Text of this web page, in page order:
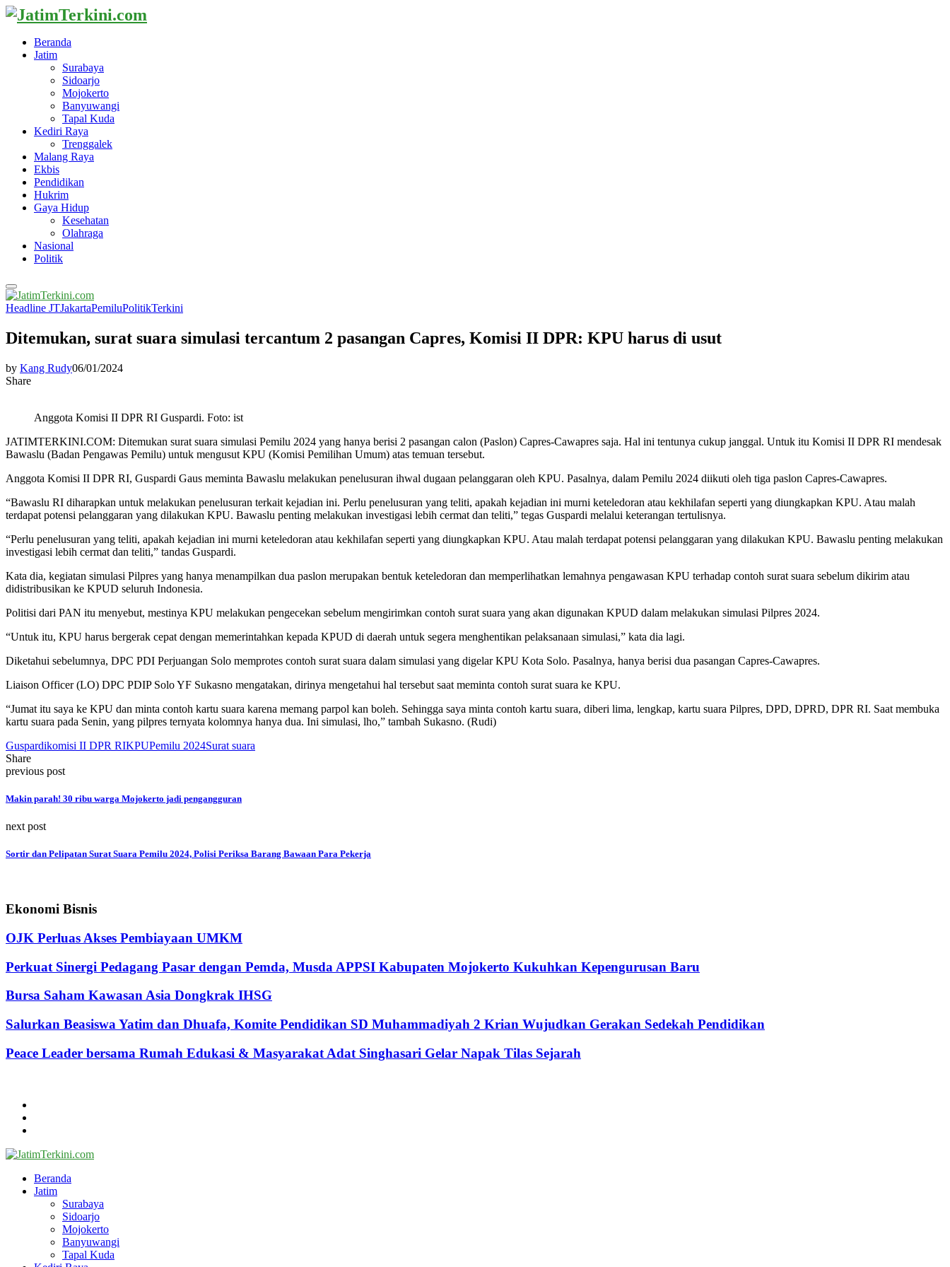
Beranda
Jatim
Surabaya
Sidoarjo
Mojokerto
Banyuwangi
Tapal Kuda
Kediri Raya
Trenggalek
Malang Raya
Ekbis
Pendidikan
Hukrim
Gaya Hidup
Kesehatan
Olahraga
Nasional
Politik
Primary
Menu
Headline JTJakartaPemiluPolitikTerkini
Ditemukan, surat suara simulasi tercantum 2 pasangan Capres, Komisi II DPR: KPU harus di usut
by Kang Rudy06/01/2024
Share
Anggota Komisi II DPR RI Guspardi. Foto: ist
JATIMTERKINI.COM: Ditemukan surat suara simulasi Pemilu 2024 yang hanya berisi 2 pasangan calon (Paslon) Capres-Cawapres saja. Hal ini tentunya cukup janggal. Untuk itu Komisi II DPR RI mendesak
Bawaslu (Badan Pengawas Pemilu) untuk mengusut KPU (Komisi Pemilihan Umum) atas temuan tersebut.
Anggota Komisi II DPR RI, Guspardi Gaus meminta Bawaslu melakukan penelusuran ihwal dugaan pelanggaran oleh KPU. Pasalnya, dalam Pemilu 2024 diikuti oleh tiga paslon Capres-Cawapres.
“Bawaslu RI diharapkan untuk melakukan penelusuran terkait kejadian ini. Perlu penelusuran yang teliti, apakah kejadian ini murni keteledoran atau kekhilafan seperti yang diungkapkan KPU. Atau malah
terdapat potensi pelanggaran yang dilakukan KPU. Bawaslu penting melakukan investigasi lebih cermat dan teliti,” tegas Guspardi melalui keterangan tertulisnya.
“Perlu penelusuran yang teliti, apakah kejadian ini murni keteledoran atau kekhilafan seperti yang diungkapkan KPU. Atau malah terdapat potensi pelanggaran yang dilakukan KPU. Bawaslu penting melakukan
investigasi lebih cermat dan teliti,” tandas Guspardi.
Kata dia, kegiatan simulasi Pilpres yang hanya menampilkan dua paslon merupakan bentuk keteledoran dan memperlihatkan lemahnya pengawasan KPU terhadap contoh surat suara sebelum dikirim atau
didistribusikan ke KPUD seluruh Indonesia.
Politisi dari PAN itu menyebut, mestinya KPU melakukan pengecekan sebelum mengirimkan contoh surat suara yang akan digunakan KPUD dalam melakukan simulasi Pilpres 2024.
“Untuk itu, KPU harus bergerak cepat dengan memerintahkan kepada KPUD di daerah untuk segera menghentikan pelaksanaan simulasi,” kata dia lagi.
Diketahui sebelumnya, DPC PDI Perjuangan Solo memprotes contoh surat suara dalam simulasi yang digelar KPU Kota Solo. Pasalnya, hanya berisi dua pasangan Capres-Cawapres.
Liaison Officer (LO) DPC PDIP Solo YF Sukasno mengatakan, dirinya mengetahui hal tersebut saat meminta contoh surat suara ke KPU.
“Jumat itu saya ke KPU dan minta contoh kartu suara karena memang parpol kan boleh. Sehingga saya minta contoh kartu suara, diberi lima, lengkap, kartu suara Pilpres, DPD, DPRD, DPR RI. Saat membuka
kartu suara pada Senin, yang pilpres ternyata kolomnya hanya dua. Ini simulasi, lho,” tambah Sukasno. (Rudi)
Guspardikomisi II DPR RIKPUPemilu 2024Surat suara
Share
previous post
Makin parah! 30 ribu warga Mojokerto jadi pengangguran
next post
Sortir dan Pelipatan Surat Suara Pemilu 2024, Polisi Periksa Barang Bawaan Para Pekerja
Ekonomi Bisnis
OJK Perluas Akses Pembiayaan UMKM
Perkuat Sinergi Pedagang Pasar dengan Pemda, Musda APPSI Kabupaten Mojokerto Kukuhkan Kepengurusan Baru
Bursa Saham Kawasan Asia Dongkrak IHSG
Salurkan Beasiswa Yatim dan Dhuafa, Komite Pendidikan SD Muhammadiyah 2 Krian Wujudkan Gerakan Sedekah Pendidikan
Peace Leader bersama Rumah Edukasi & Masyarakat Adat Singhasari Gelar Napak Tilas Sejarah
Beranda
Jatim
Surabaya
Sidoarjo
Mojokerto
Banyuwangi
Tapal Kuda